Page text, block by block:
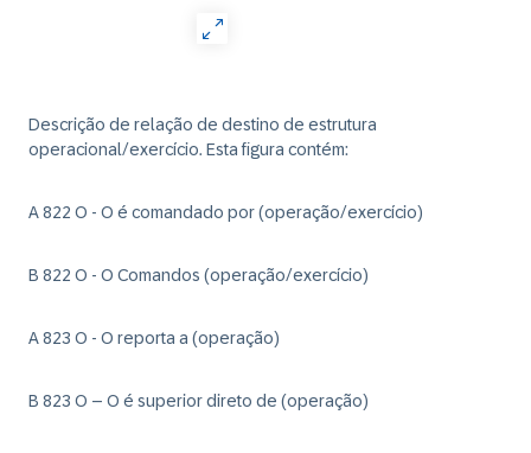
Descrição de relação de destino de estrutura
operacional/exercício. Esta figura contém:
A 822 O - O é comandado por (operação/exercício)
B 822 O - O Comandos (operação/exercício)
A 823 O - O reporta a (operação)
B 823 O – O é superior direto de (operação)